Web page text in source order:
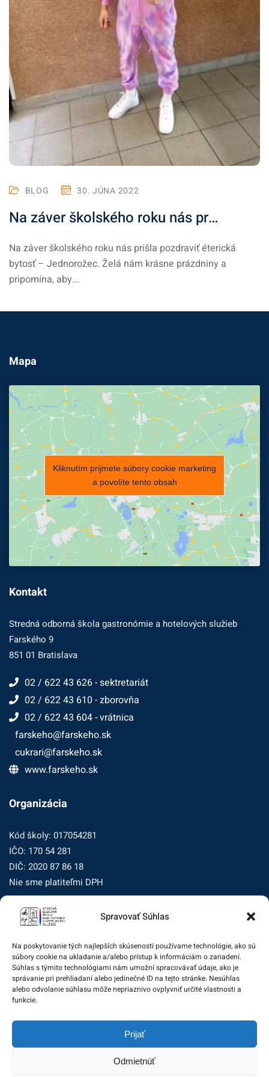
Spravovať Súhlas
Na poskytovanie tých najlepších skúseností používame technológie, ako sú
súbory cookie na ukladanie a/alebo prístup k informáciám o zariadení.
Súhlas s týmito technológiami nám umožní spracovávať údaje, ako je
správanie pri prehliadaní alebo jedinečné ID na tejto stránke. Nesúhlas
alebo odvolanie súhlasu môže nepriaznivo ovplyvniť určité vlastnosti a
funkcie.
Prijať
Odmietnúť
BLOG 30. JÚNA 2022
Na záver školského roku nás pr…
Na záver školského roku nás prišla pozdraviť éterická
bytosť – Jednorožec. Želá nám krásne prázdniny a
pripomína, aby...
Mapa
Kliknutím prijmete súbory cookie marketing
a povolíte tento obsah
Kontakt
Stredná odborná škola gastronómie a hotelových služieb
Farského 9
851 01 Bratislava
02 / 622 43 626 - sektretariát
02 / 622 43 610 - zborovňa
02 / 622 43 604 - vrátnica
farskeho@farskeho.sk
cukrari@farskeho.sk
www.farskeho.sk
Organizácia
Kód školy: 017054281
IČO: 170 54 281
DIČ: 2020 87 86 18
Nie sme platiteľmi DPH
Zásady ochrany osobných údajov
Dohľad nad ochranou osobných údajov
Žiadosť dotknutej osoby na uplatnenie jej práv
Zodpovedná osoba za ochranu osobných údajov:
zo@eurotrading.sk